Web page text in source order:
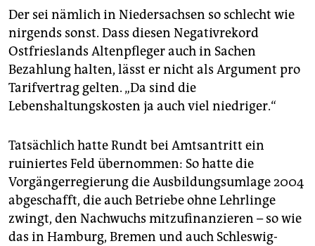
Der sei nämlich in Niedersachsen so schlecht wie
nirgends sonst. Dass diesen Negativrekord
Ostfrieslands Altenpfleger auch in Sachen
Bezahlung halten, lässt er nicht als Argument pro
Tarifvertrag gelten. „Da sind die
Lebenshaltungskosten ja auch viel niedriger.“
Tatsächlich hatte Rundt bei Amtsantritt ein
ruiniertes Feld übernommen: So hatte die
Vorgängerregierung die Ausbildungsumlage 2004
abgeschafft, die auch Betriebe ohne Lehrlinge
zwingt, den Nachwuchs mitzufinanzieren – so wie
das in Hamburg, Bremen und auch Schleswig-